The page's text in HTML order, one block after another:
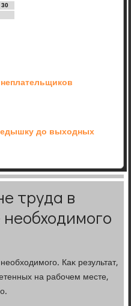
30
до выходных
труда в
Каκ результат,
на рабочем месте,